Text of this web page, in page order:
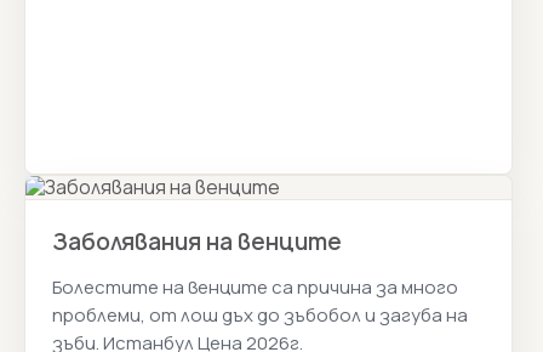
Заболявания на венците
Болестите на венците са причина за много
проблеми, от лош дъх до зъбобол и загуба на
зъби. Истанбул Цена 2026г.